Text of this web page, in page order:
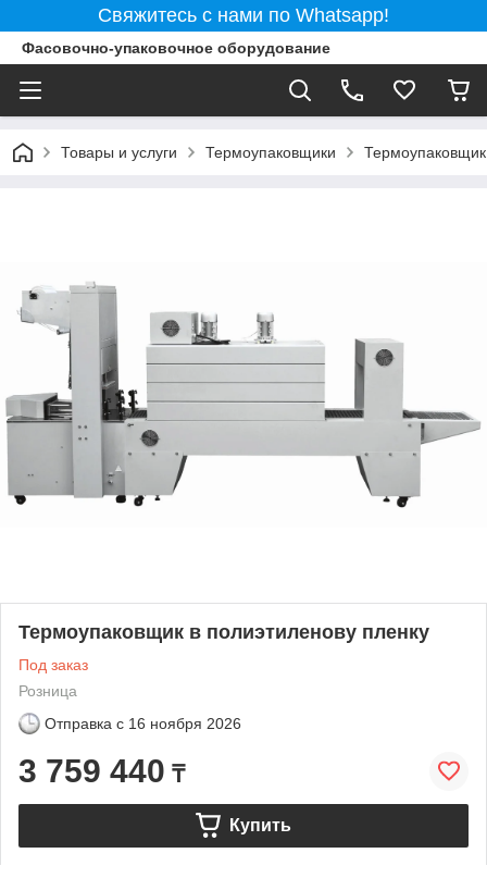
Свяжитесь с нами по Whatsapp!
Фасовочно-упаковочное оборудование
Товары и услуги Термоупаковщики
Термоупаковщик в полиэтиленову пленку
Под заказ
Розница
Отправка с 16 ноября 2026
3 759 440 ₸
Купить